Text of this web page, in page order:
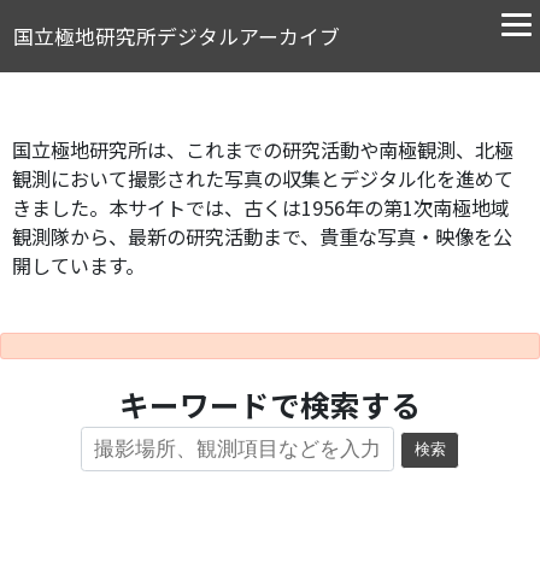
国立極地研究所デジタルアーカイブ
国立極地研究所は、これまでの研究活動や南極観測、北極
観測において撮影された写真の収集とデジタル化を進めて
きました。本サイトでは、古くは1956年の第1次南極地域
観測隊から、最新の研究活動まで、貴重な写真・映像を公
開しています。
キーワードで検索する
検索